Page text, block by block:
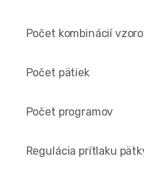
Počet kombinácií
Počet pätiek
Počet programov
Regulácia prítlaku